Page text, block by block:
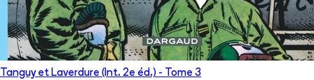
Tanguy et Laverdure (Int. 2e éd.) - Tome 3